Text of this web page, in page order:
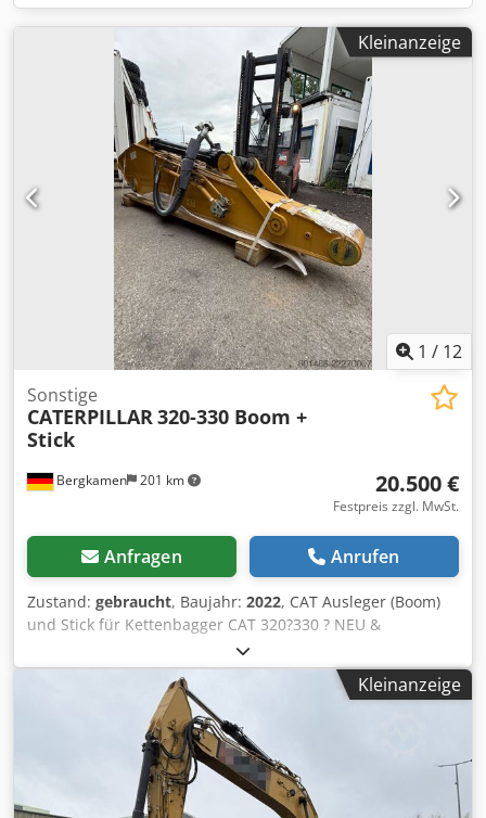
Kleinanzeige
1 / 12
Bergkamen 201 km
Sonstige
CATERPILLAR320-330 Boom +
Stick
20.500 €
Festpreis zzgl. MwSt.
Anfragen Anrufen
Zustand: gebraucht, Baujahr: 2022, CAT Ausleger (Boom)
und Stick für Kettenbagger CAT 320?330 ? NEU &
unbenutzt Zum Verkauf steht ein original CAT-Ausleger
(Boom) passend für Kettenbagger der Baureihe CAT 320
bis CAT 330. Der Ausleger ist fabrikneu und unbenutzt. Er
wird komplett inklusive Hydraulikleitungen und
Hubzylinder verkauft und ist sofort einsatzbereit. Details:*
Original CAT-Ausleger Dodpfxoziyb Ds Agxjkr * Passend für
CAT 320?330 (je nach Ausführung) * Neu, unbenutzt *
Inklusive Hubzylinder * Hydraulikleitungen bereits
Kleinanzeige